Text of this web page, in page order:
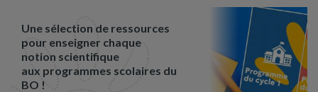
Une sélection de ressources
pour enseigner chaque
notion scientifique
aux programmes scolaires du
BO !